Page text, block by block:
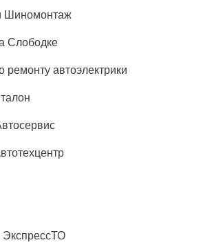
Шиномонтаж
Слободке
ремонту автоэлектрики
ЭкспрессТО